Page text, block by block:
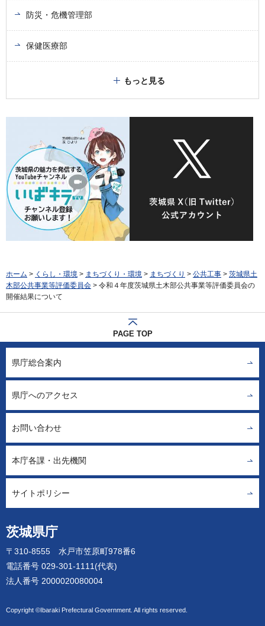
防災・危機管理部
保健医療部
もっと見る
ホーム > くらし・環境 > まちづくり・環境 > まちづくり > 公共工事 > 茨城県土
木部公共事業等評価委員会 > 令和４年度茨城県土木部公共事業等評価委員会の
開催結果について
PAGE TOP
茨城県庁
〒310-8555 水戸市笠原町978番6
電話番号 029-301-1111(代表)
法人番号 2000020080004
Copyright ©Ibaraki Prefectural Government. All rights reserved.
県庁総合案内
県庁へのアクセス
お問い合わせ
本庁各課・出先機関
サイトポリシー